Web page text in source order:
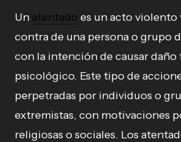
Un atentado es un acto violento
contra de una persona o grupo
con la intención de causar daño
psicológico. Este tipo de
perpetradas por individuos o
extremistas, con motivaciones
religiosas o sociales. Los